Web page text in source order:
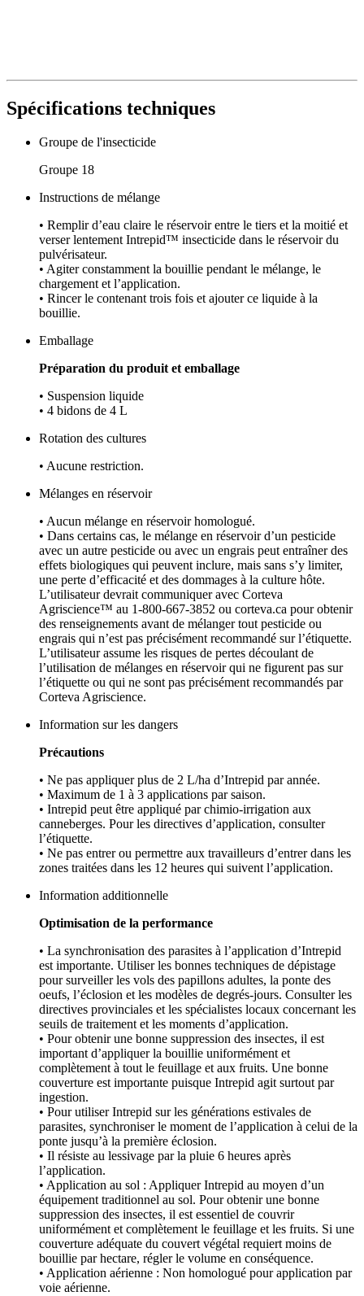
Spécifications techniques
Groupe de l'insecticide
Groupe 18
Instructions de mélange
• Remplir d’eau claire le réservoir entre le tiers et la moitié et
verser lentement Intrepid™ insecticide dans le réservoir du
pulvérisateur.
• Agiter constamment la bouillie pendant le mélange, le
chargement et l’application.
• Rincer le contenant trois fois et ajouter ce liquide à la
bouillie.
Emballage
Préparation du produit et emballage
• Suspension liquide
• 4 bidons de 4 L
Rotation des cultures
• Aucune restriction.
Mélanges en réservoir
• Aucun mélange en réservoir homologué.
• Dans certains cas, le mélange en réservoir d’un pesticide
avec un autre pesticide ou avec un engrais peut entraîner des
effets biologiques qui peuvent inclure, mais sans s’y limiter,
une perte d’efficacité et des dommages à la culture hôte.
L’utilisateur devrait communiquer avec Corteva
Agriscience™ au 1‑800‑667‑3852 ou corteva.ca pour obtenir
des renseignements avant de mélanger tout pesticide ou
engrais qui n’est pas précisément recommandé sur l’étiquette.
L’utilisateur assume les risques de pertes découlant de
l’utilisation de mélanges en réservoir qui ne figurent pas sur
l’étiquette ou qui ne sont pas précisément recommandés par
Corteva Agriscience.
Information sur les dangers
Précautions
• Ne pas appliquer plus de 2 L/ha d’Intrepid par année.
• Maximum de 1 à 3 applications par saison.
• Intrepid peut être appliqué par chimio-irrigation aux
canneberges. Pour les directives d’application, consulter
l’étiquette.
• Ne pas entrer ou permettre aux travailleurs d’entrer dans les
zones traitées dans les 12 heures qui suivent l’application.
Information additionnelle
Optimisation de la performance
• La synchronisation des parasites à l’application d’Intrepid
est importante. Utiliser les bonnes techniques de dépistage
pour surveiller les vols des papillons adultes, la ponte des
oeufs, l’éclosion et les modèles de degrés-jours. Consulter les
directives provinciales et les spécialistes locaux concernant les
seuils de traitement et les moments d’application.
• Pour obtenir une bonne suppression des insectes, il est
important d’appliquer la bouillie uniformément et
complètement à tout le feuillage et aux fruits. Une bonne
couverture est importante puisque Intrepid agit surtout par
ingestion.
• Pour utiliser Intrepid sur les générations estivales de
parasites, synchroniser le moment de l’application à celui de la
ponte jusqu’à la première éclosion.
• Il résiste au lessivage par la pluie 6 heures après
l’application.
• Application au sol : Appliquer Intrepid au moyen d’un
équipement traditionnel au sol. Pour obtenir une bonne
suppression des insectes, il est essentiel de couvrir
uniformément et complètement le feuillage et les fruits. Si une
couverture adéquate du couvert végétal requiert moins de
bouillie par hectare, régler le volume en conséquence.
• Application aérienne : Non homologué pour application par
voie aérienne.